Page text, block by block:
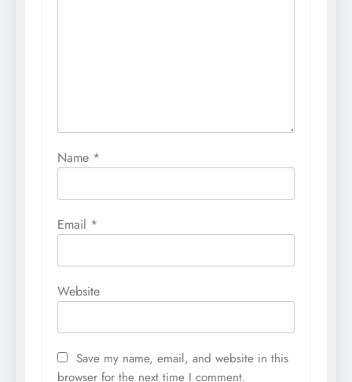
Name *
Email *
Website
Save my name, email, and website in this
browser for the next time I comment.